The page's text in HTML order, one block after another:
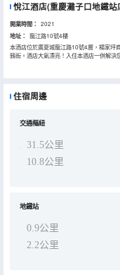
悅江酒店(重慶灘子口地鐵站
開業時間： 2021
地址：
龍江路10號4樓
本酒店位於廣夏城龍江路10號4層，楊家坪
鴉街。酒店大氣漂亮！入住本酒店一併解決
[高速WIFI] 房間配備獨立的WIFI和百兆光
浴用品。輕柔親膚自然床品。
[安全介紹]
[酒店優勢]
地理位置優越、房間大，30萬年青商務消
驗, 酒店是您理想選擇；
[服務熱線]您有任何需求均可致電我們前台電
住宿周邊
交通樞紐
31.5公里
10.8公里
地鐵站
0.9公里
2.2公里